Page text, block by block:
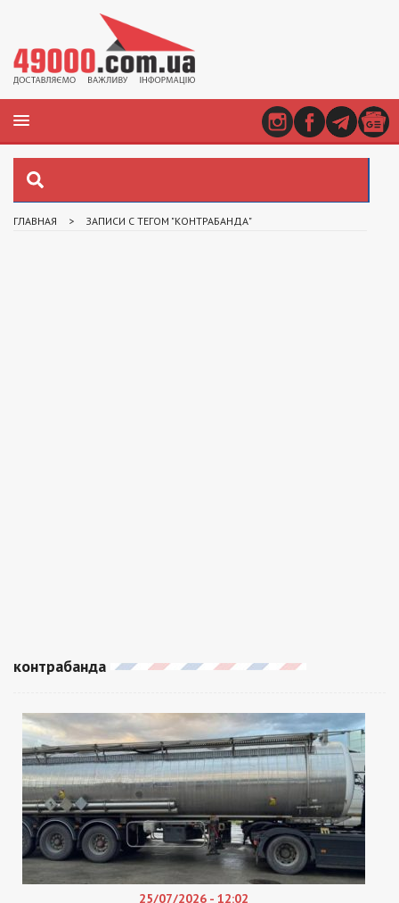
ГЛАВНАЯ > ЗАПИСИ С ТЕГОМ "КОНТРАБАНДА"
контрабанда
25/07/2026 - 12:02